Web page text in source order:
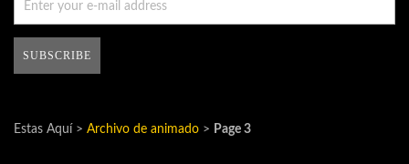
Estas Aquí > Archivo de animado > Page 3